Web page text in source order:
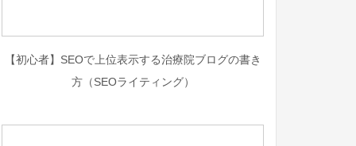
【初心者】SEOで上位表示する治療院ブログの書き
方（SEOライティング）